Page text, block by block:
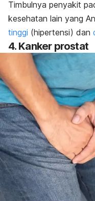
Timbulnya penyakit
kesehatan lain yang
tinggi (hipertensi) dan
4. Kanker prostat